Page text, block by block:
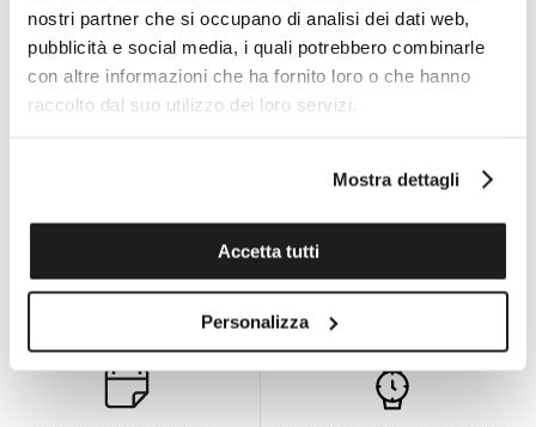
nostri partner che si occupano di analisi dei dati web,
pubblicità e social media, i quali potrebbero combinarle
con altre informazioni che ha fornito loro o che hanno
raccolto dal suo utilizzo dei loro servizi.
Mostra dettagli
Accetta tutti
Personalizza
in bianco. Disco della data: Disco nero con numeri
bianchi.
I VANTAGGI DI ACQUISTARE DA TOMASINI
FRANCIA